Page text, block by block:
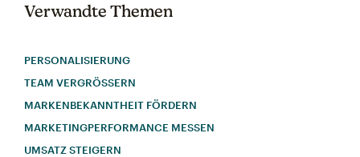
Verwandte Themen
PERSONALISIERUNG
TEAM VERGRÖSSERN
MARKENBEKANNTHEIT FÖRDERN
MARKETINGPERFORMANCE MESSEN
UMSATZ STEIGERN